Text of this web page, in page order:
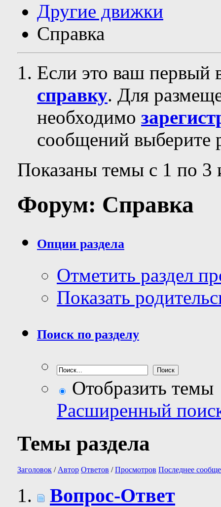
Другие движки
Справка
Если это ваш первый
справку. Для
необходимо
сообщений выберите
Показаны темы с 1 по 3
Форум: Справка
Опции раздела
Отметить раздел
Показать
Поиск по разделу
Отобразить темы
Расширенный
Темы раздела
Заголовок / Автор Ответов /Просмотров Последнее
Вопрос-Ответ